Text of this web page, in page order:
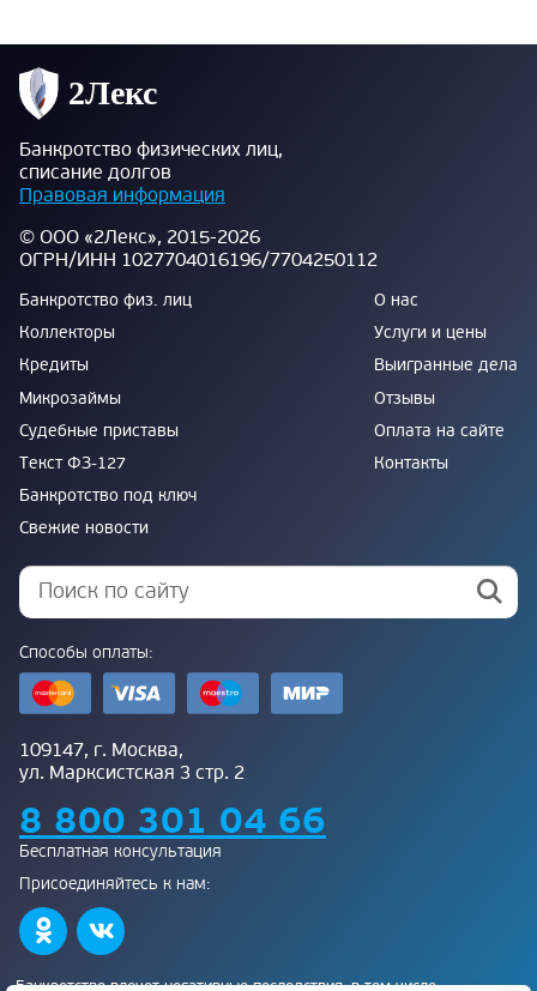
Банкротство физических лиц,
списание долгов
Правовая информация
© ООО «2Лекс», 2015-2026
ОГРН/ИНН 1027704016196/7704250112
Банкротство физ. лиц
Коллекторы
Кредиты
Микрозаймы
Судебные приставы
Текст ФЗ-127
Банкротство под ключ
Свежие новости
О нас
Услуги и цены
Выигранные дела
Отзывы
Оплата на сайте
Контакты
Способы оплаты:
109147, г. Москва,
ул. Марксистская 3 стр. 2
8 800 301 04 66
Бесплатная консультация
Присоединяйтесь к нам:
Банкротство влечет негативные последствия, в том числе